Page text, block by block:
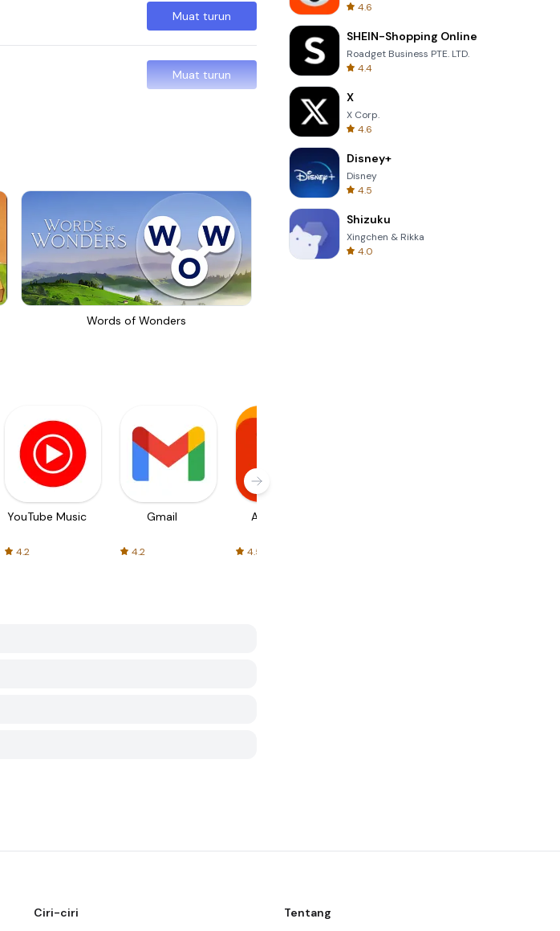
Muat turun
Muat turun
Words of Wonders
YouTube Music
4.2
Gmail
4.2
AliExpress
4.5
4.6
SHEIN-Shopping Online
Roadget Business PTE. LTD.
4.4
X
X Corp.
4.6
Disney+
Disney
4.5
Shizuku
Xingchen & Rikka
4.0
Ciri-ciri Tentang